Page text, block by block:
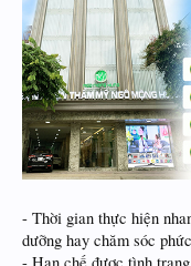
- Thời gian thực hiện
dưỡng hay chăm sóc